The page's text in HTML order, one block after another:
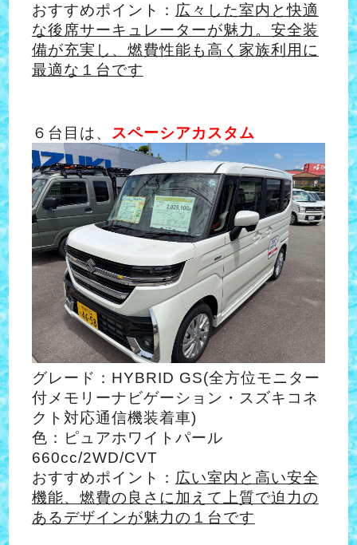
おすすめポイント： 広々した室内と快適
な後席サーキュレーターが魅力。安全装
備が充実し、燃費性能も高く家族利用に
最適な１台です
６台目は、 スペーシアカスタム
グレード：HYBRID GS(全方位モニター
付メモリーナビゲーション・スズキコネ
クト対応通信機装着車)
色：ピュアホワイトパール
660cc/2WD/CVT
おすすめポイント： 広い室内と高い安全
機能、燃費の良さに加えて上質で迫力の
あるデザインが魅力の１台です